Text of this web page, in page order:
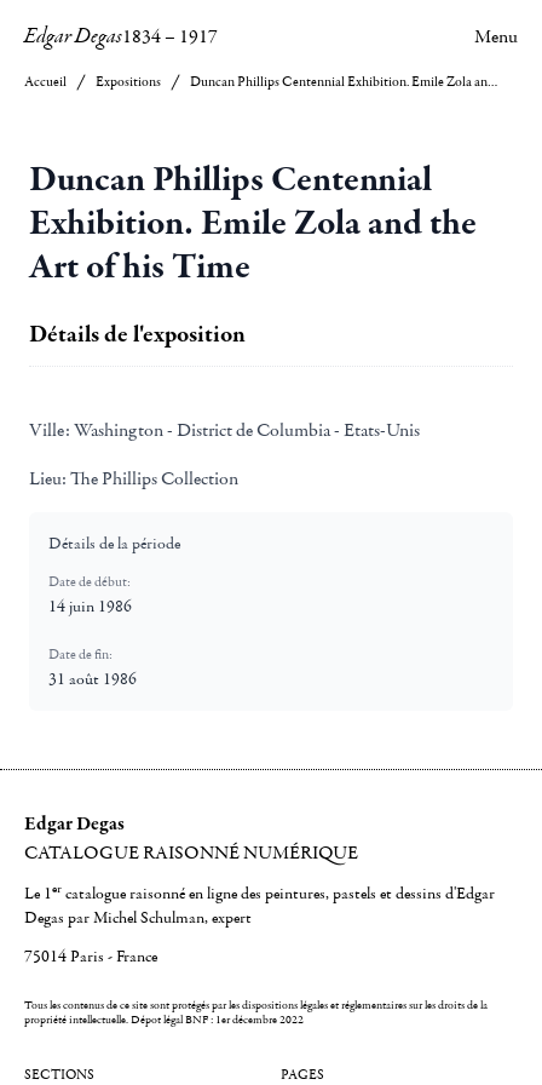
Edgar Degas1834– 1917 Menu
Accueil Expositions Duncan Phillips Centennial Exhibition. Emile Zola and the Art of his Time
Duncan Phillips Centennial
Exhibition. Emile Zola and the
Art of his Time
Détails de l'exposition
Ville: Washington - District de Columbia - Etats-Unis
Lieu: The Phillips Collection
Détails de la période
Date de début:
14 juin 1986
Date de fin:
31 août 1986
Edgar Degas
CATALOGUE RAISONNÉ NUMÉRIQUE
Le 1er catalogue raisonné en ligne des peintures, pastels et dessins d'Edgar
Degas par Michel Schulman, expert
75014 Paris - France
Tous les contenus de ce site sont protégés par les dispositions légales et réglementaires sur les droits de la
propriété intellectuelle.Dépot légal BNF : 1er décembre 2022
SECTIONS PAGES